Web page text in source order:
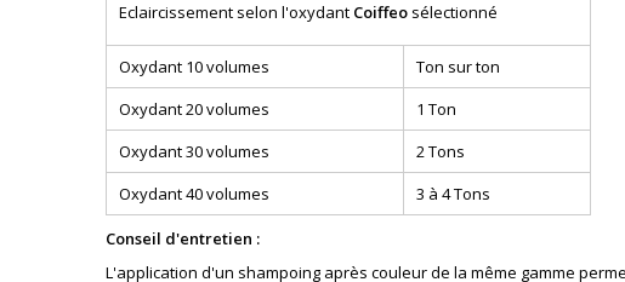
Eclaircissement selon l'oxydant Coiffeo sélectionné
Oxydant 10 volumes
Ton sur ton
Oxydant 20 volumes
1 Ton
Oxydant 30 volumes
2 Tons
Oxydant 40 volumes
3 à 4 Tons
Conseil d'entretien :
L'application d'un shampoing après couleur de la même gamme